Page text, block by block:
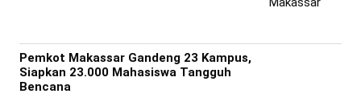
Pemkot Makassar Gandeng 23 Kampus,
Siapkan 23.000 Mahasiswa Tangguh
Bencana